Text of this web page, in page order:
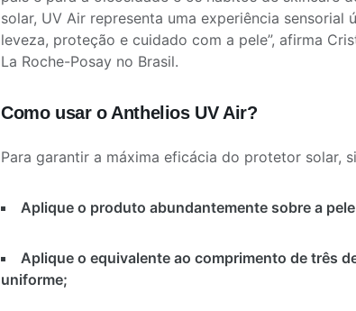
solar, UV Air representa uma experiência
leveza, proteção e cuidado com a pele”, afirma
La Roche-Posay no Brasil.
Como usar o Anthelios UV Air?
Para garantir a máxima eficácia do protetor solar,
Aplique o produto abundantemente sobre a
Aplique o equivalente ao comprimento de três
uniforme;